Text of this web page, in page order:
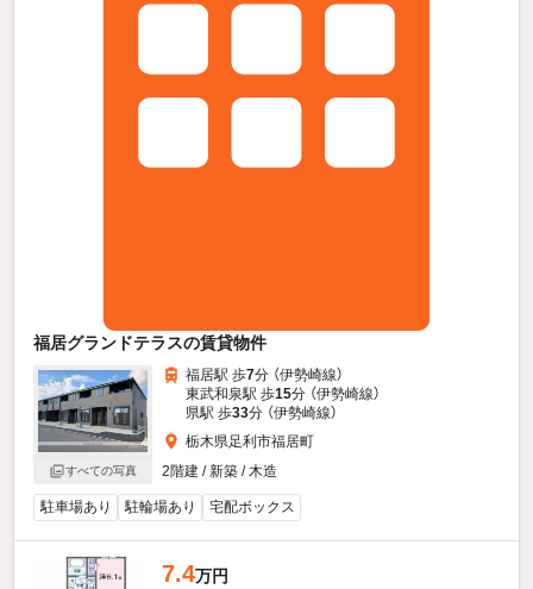
福居グランドテラスの賃貸物件
すべての写真
福居駅 歩7分 （伊勢崎線）
東武和泉駅 歩15分 （伊勢崎線）
県駅 歩33分 （伊勢崎線）
栃木県足利市福居町
2階建 / 新築 / 木造
駐車場あり 駐輪場あり 宅配ボックス
7.4万円